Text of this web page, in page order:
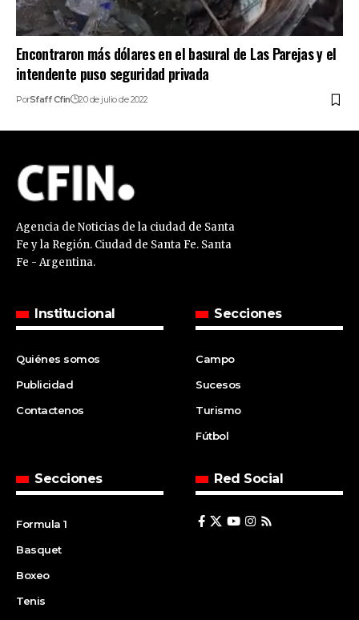
Encontraron más dólares en el basural de Las Parejas y el
intendente puso seguridad privada
PorSfaff Cfin 20 de julio de 2022
Agencia de Noticias de la ciudad de Santa
Fe y la Región. Ciudad de Santa Fe. Santa
Fe - Argentina.
Institucional
Quiénes somos
Publicidad
Contactenos
Secciones
Campo
Sucesos
Turismo
Fútbol
Secciones
Formula 1
Basquet
Boxeo
Tenis
Red Social